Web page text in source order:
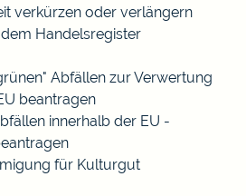
verkürzen oder verlängern
Handelsregister
Abfällen zur Verwertung
beantragen
innerhalb der EU -
für Kulturgut